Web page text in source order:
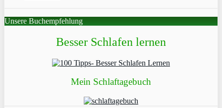
Unsere Buchempfehlung
Besser Schlafen lernen
Mein Schlaftagebuch